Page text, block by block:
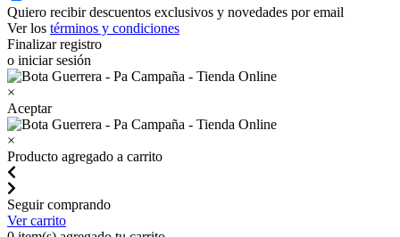
Quiero recibir descuentos exclusivos y novedades por email
Ver los términos y condiciones
Finalizar registro
o iniciar sesión
×
Aceptar
×
Producto agregado a carrito
Seguir comprando
Ver carrito